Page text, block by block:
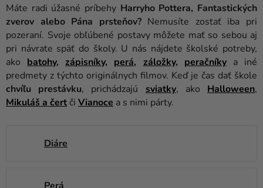
Svadba
Párty
Výzdoba
a
doplnky
masky
Máte radi úžasné príbehy Harryho Pottera, Fantastických
zverov alebo Pána prsteňov? Nemusíte zostať iba pri
pozeraní. Svoje obľúbené postavy môžete mať so sebou aj
pri návrate späť do školy. U nás nájdete školské potreby,
ako batohy, zápisníky, perá, záložky, peračníkya iné
predmety z týchto originálnych filmov. Keď je čas dať škole
chvíľu prestávku, prichádzajú sviatky, ako Halloween,
Mikuláš a čert či Vianoce a s nimi párty.
Diáre